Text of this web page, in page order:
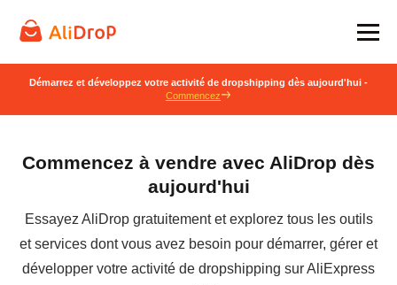
Démarrez et développez votre activité de dropshipping dès aujourd'hui -
Commencez
Commencez à vendre avec AliDrop dès
aujourd'hui
Essayez AliDrop gratuitement et explorez tous les outils
et services dont vous avez besoin pour démarrer, gérer et
développer votre activité de dropshipping sur AliExpress